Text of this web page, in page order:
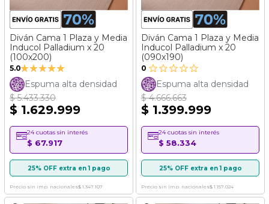
Diván Cama 1 Plaza y Media
Inducol Palladium x 20
(100x200)
5.0Valoración:
100%
Espuma alta densidad
$ 5.433.330
$ 1.629.999
24 cuotas sin interés
$ 67.917
25% OFF extra en 1 pago
Precio sin imp. nacionales$ 1.347.107
Diván Cama 1 Plaza y Media
Inducol Palladium x 20
(090x190)
0
Espuma alta densidad
$ 4.666.663
$ 1.399.999
24 cuotas sin interés
$ 58.334
25% OFF extra en 1 pago
Precio sin imp. nacionales$ 1.157.024